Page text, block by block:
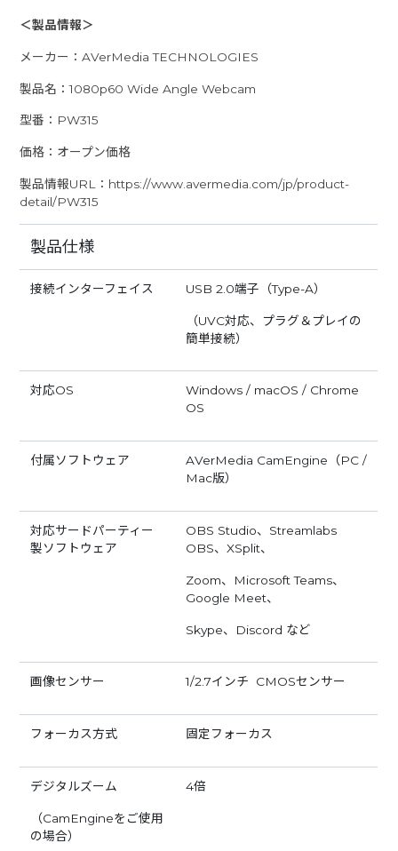
＜製品情報＞
メーカー：AVerMedia TECHNOLOGIES
製品名：1080p60 Wide Angle Webcam
型番：PW315
価格：オープン価格
製品情報URL：https://www.avermedia.com/jp/product-
detail/PW315
製品仕様
接続インターフェイス USB 2.0端子（Type-A）
（UVC対応、プラグ＆プレイの
簡単接続）
対応OS
Windows / macOS / Chrome
OS
付属ソフトウェア
AVerMedia CamEngine（PC /
Mac版）
対応サードパーティー
製ソフトウェア
OBS Studio、Streamlabs
OBS、XSplit、
Zoom、Microsoft Teams、
Google Meet、
Skype、Discord など
画像センサー 1/2.7インチ CMOSセンサー
フォーカス方式 固定フォーカス
デジタルズーム
（CamEngineをご使用
の場合）
4倍